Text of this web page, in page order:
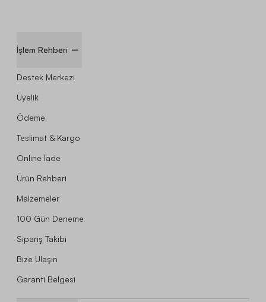
İşlem Rehberi
Destek Merkezi
Üyelik
Ödeme
Teslimat & Kargo
Online İade
Ürün Rehberi
Malzemeler
100 Gün Deneme
Sipariş Takibi
Bize Ulaşın
Garanti Belgesi